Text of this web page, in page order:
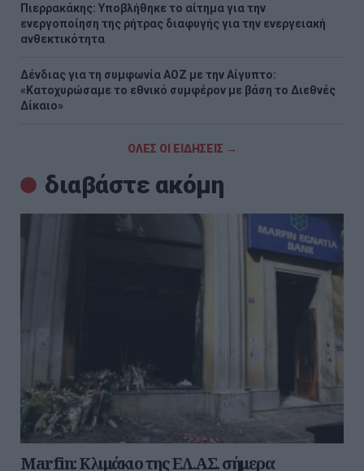
Πιερρακάκης: Υποβλήθηκε το αίτημα για την
ενεργοποίηση της ρήτρας διαφυγής για την ενεργειακή
ανθεκτικότητα
Δένδιας για τη συμφωνία ΑΟΖ με την Αίγυπτο:
«Κατοχυρώσαμε το εθνικό συμφέρον με βάση το Διεθνές
Δίκαιο»
ΟΛΕΣ ΟΙ ΕΙΔΗΣΕΙΣ →
διαβάστε ακόμη
Marfin: Κλιμάκιο της ΕΛ.ΑΣ. σήμερα